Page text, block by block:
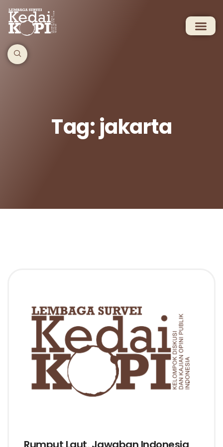
Tag: jakarta